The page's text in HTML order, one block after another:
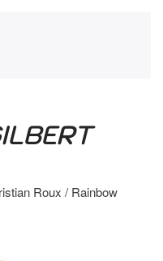
Roux / Rainbow